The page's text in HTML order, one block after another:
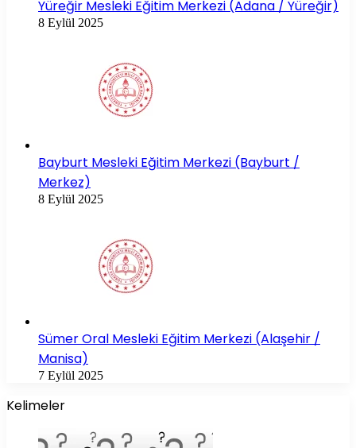
Yüreğir Mesleki Eğitim Merkezi (Adana / Yüreğir)
8 Eylül 2025
Bayburt Mesleki Eğitim Merkezi (Bayburt /
Merkez)
8 Eylül 2025
Sümer Oral Mesleki Eğitim Merkezi (Alaşehir /
Manisa)
7 Eylül 2025
Kelimeler